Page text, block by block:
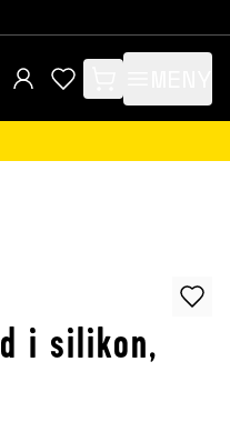
items in cart, view
i silikon,